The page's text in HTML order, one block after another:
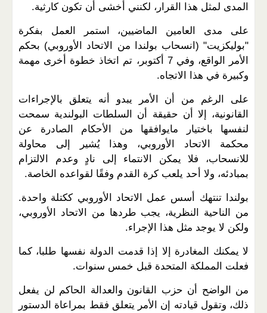
المدى لمثل هذا القرار، لكنني أخشى أن تكون كارثية.
على مدى العامين الماضيين، استمر العمل بفكرة
"بوليكزيت" (انسحاب بولندا من الاتحاد الأوروبي) بحكم
الأمر الواقع، وفي 7 أكتوبر، تم اتخاذ خطوة أخرى مهمة
وكبيرة في هذا الاتجاه.
على الرغم من أن الأمر يبدو أنه يتعلق بالإجراءات
القانونية، إلا أن حقيقة أن السلطات البولندية سمحت
لنفسها باختيار مايوافقها من الأحكام الصادرة عن
محكمة الاتحاد الأوروبي، وهذا يُشير إلى محاولة
للانسحاب، فلا يمكن الانتماء إلى نادٍ وعدم الالتزام
بمبادئه، ولا أحد يلعب كرة القدم وفقًا لقواعده الخاصة.
بولندا تنتهك أسس عمل الاتحاد الأوروبي ككتلة واحدة.
من الناحية النظرية، يجب طردها من الاتحاد الأوروبي،
ولكن لا يوجد مثل هذا الإجراء.
لا يمكنك المغادرة إلا إذا قدمت الدولة نفسها طلبا، كما
فعلت المملكة المتحدة قبل خمس سنوات.
من الواضح أن حزب القانون والعدالة الحاكم لن يفعل
ذلك، وتقول قيادته إن الأمر يتعلق فقط بمراعاة الدستور